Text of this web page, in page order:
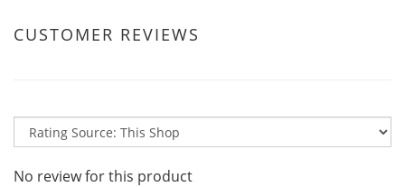
CUSTOMER REVIEWS
No review for this product